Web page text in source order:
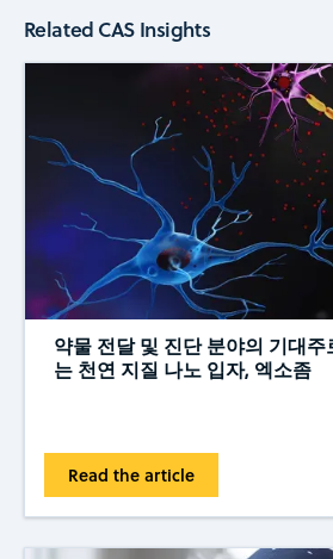
Related CAS Insights
약물 전달 및 진단 분야의 기대주
는 천연 지질 나노 입자, 엑소좀
Read the article